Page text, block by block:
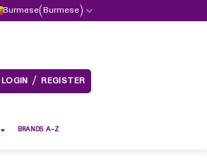
Burmese(Burmese)
LOGIN / REGISTER
BRANDS A-Z